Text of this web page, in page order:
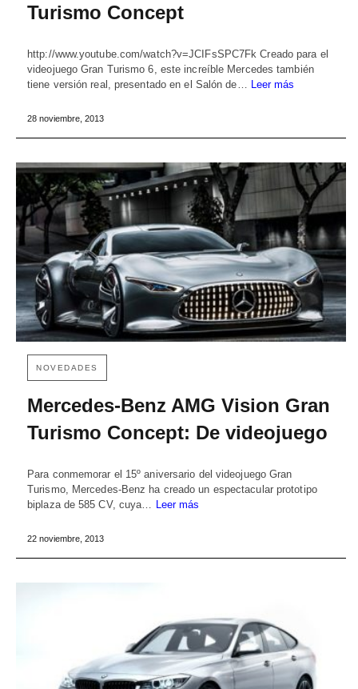
Turismo Concept
http://www.youtube.com/watch?v=JCIFsSPC7Fk Creado para el
videojuego Gran Turismo 6, este increíble Mercedes también
tiene versión real, presentado en el Salón de… Leer más
28 noviembre, 2013
NOVEDADES
Mercedes-Benz AMG Vision Gran
Turismo Concept: De videojuego
Para conmemorar el 15º aniversario del videojuego Gran
Turismo, Mercedes-Benz ha creado un espectacular prototipo
biplaza de 585 CV, cuya… Leer más
22 noviembre, 2013